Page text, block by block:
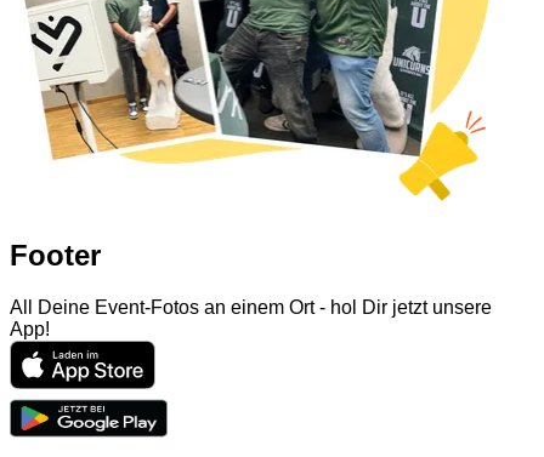
Footer
All Deine Event-Fotos an einem Ort - hol Dir jetzt unsere
App!